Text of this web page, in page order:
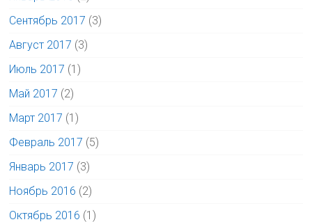
Сентябрь 2017 (3)
Август 2017 (3)
Июль 2017 (1)
Май 2017 (2)
Март 2017 (1)
Февраль 2017 (5)
Январь 2017 (3)
Ноябрь 2016 (2)
Октябрь 2016 (1)